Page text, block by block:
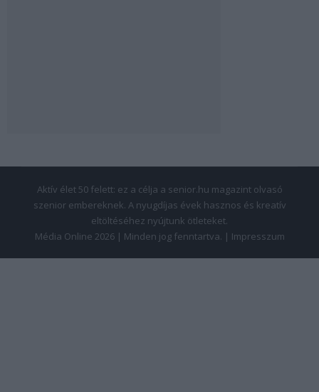
Aktív élet 50 felett: ez a célja a senior.hu magazint olvasó
szenior embereknek. A nyugdíjas évek hasznos és kreatív
eltöltéséhez nyújtunk ötleteket.
Média Online 2026 | Minden jog fenntartva. | Impresszum